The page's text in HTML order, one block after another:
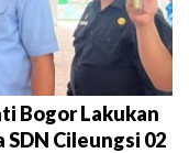
Bogor Lakukan
Cileungsi 02